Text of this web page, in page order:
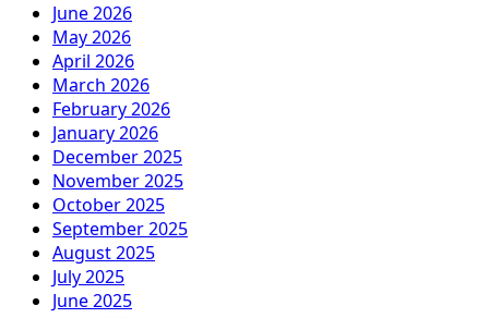
June 2026
May 2026
April 2026
March 2026
February 2026
January 2026
December 2025
November 2025
October 2025
September 2025
August 2025
July 2025
June 2025